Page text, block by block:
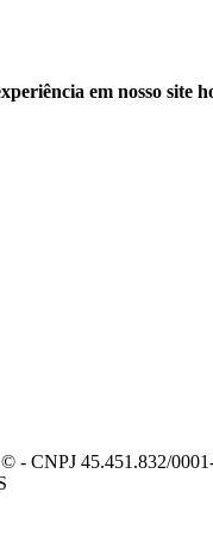
em nosso site
CNPJ 45.451.832/